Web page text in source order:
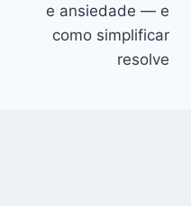
e ansiedade — e
como simplificar
resolve